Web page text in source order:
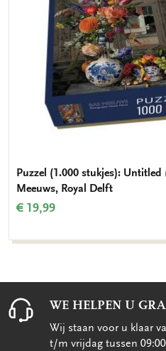
Puzzel (1.000 stukjes): Untitled
Meeuws, Royal Delft
€ 19,99
WE HELPEN U
Wij staan voor u klaar
t/m vrijdag tussen